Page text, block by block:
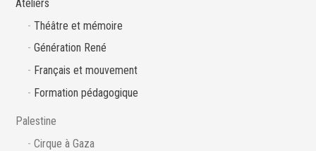
Ateliers
Théâtre et mémoire
Génération René
Français et mouvement
Formation pédagogique
Palestine
Cirque à Gaza